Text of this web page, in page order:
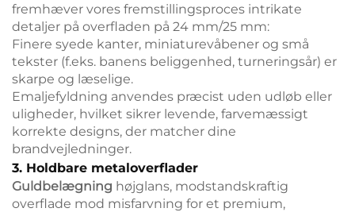
fremhæver vores fremstillingsproces intrikate
detaljer på overfladen på 24 mm/25 mm:
Finere syede kanter, miniaturevåbener og små
tekster (f.eks. banens beliggenhed, turneringsår) er
skarpe og læselige.
Emaljefyldning anvendes præcist uden udløb eller
uligheder, hvilket sikrer levende, farvemæssigt
korrekte designs, der matcher dine
brandvejledninger.
3. Holdbare metaloverflader
Guldbelægning højglans, modstandskraftig
overflade mod misfarvning for et premium,